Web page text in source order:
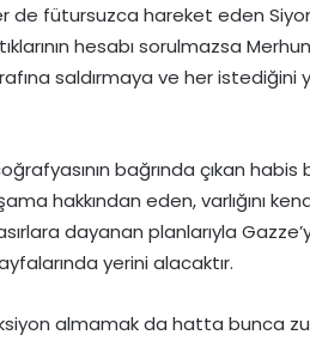
de fütursuzca hareket eden
hesabı sorulmazsa
saldırmaya ve her
bağrında çıkan habis
hakkından eden, varlığını
dayanan planlarıyla
yerini alacaktır.
almamak da hatta bunca